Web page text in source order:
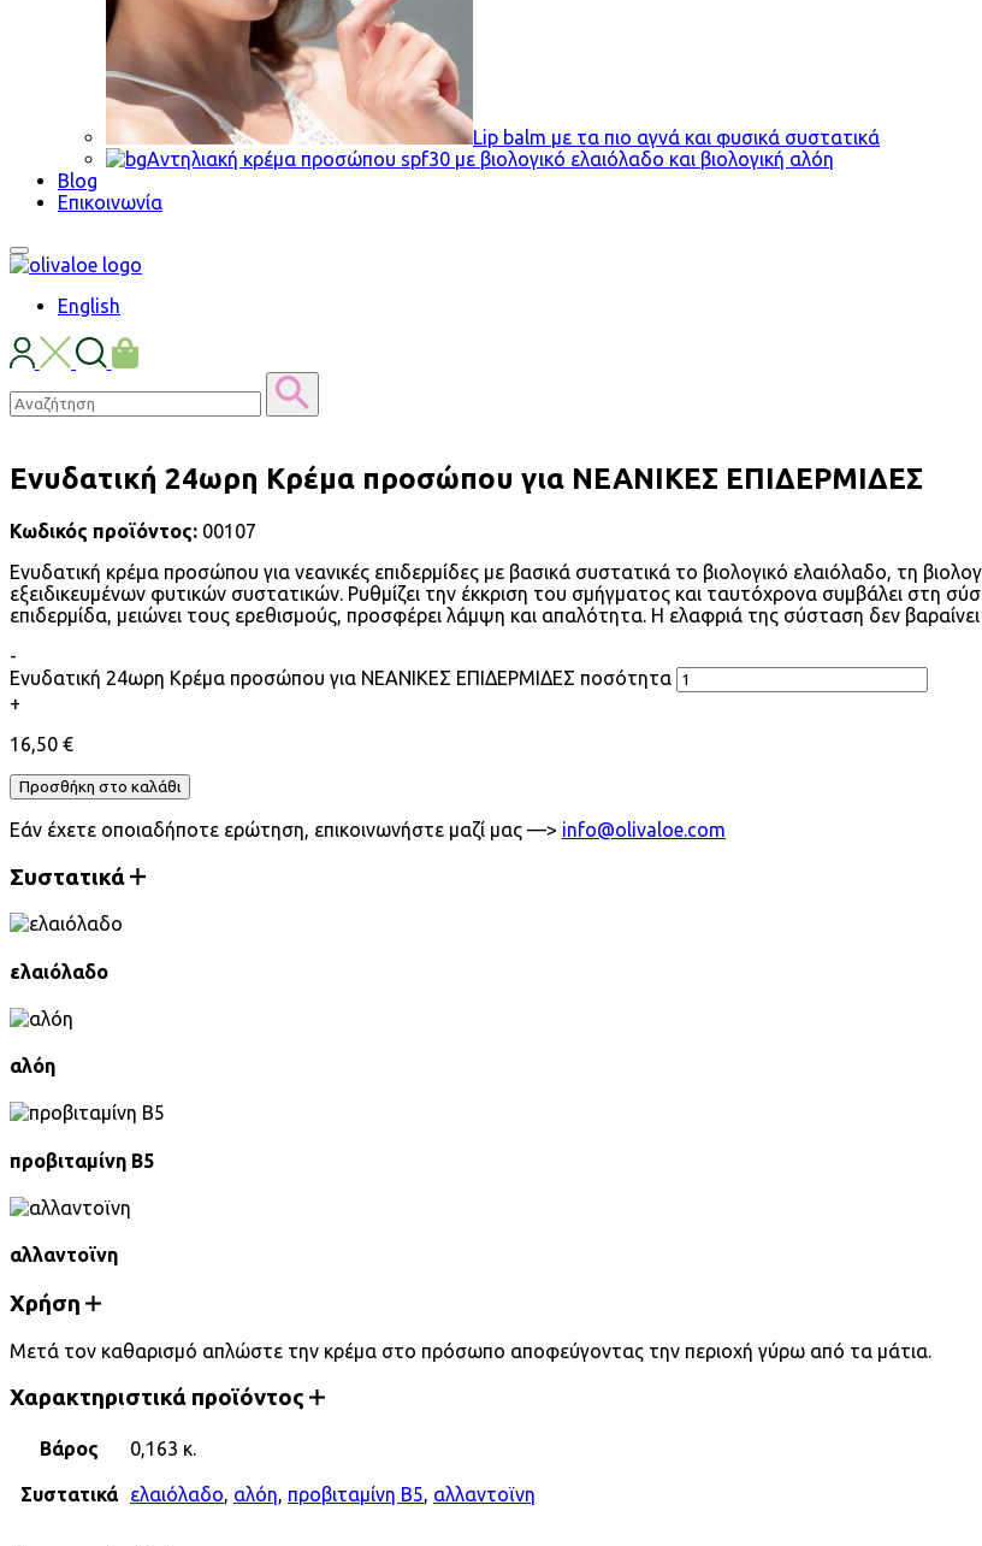
Lip balm με τα πιο αγνά και φυσικά συστατικά
Αντηλιακή κρέμα προσώπου spf30 με βιολογικό ελαιόλαδο και βιολογική αλόη
Blog
Επικοινωνία
English
Ενυδατική 24ωρη Κρέμα προσώπου για ΝΕΑΝΙΚΕΣ ΕΠΙΔΕΡΜΙΔΕΣ
Κωδικός προϊόντος: 00107
Ενυδατική κρέμα προσώπου για νεανικές επιδερμίδες με βασικά συστατικά το βιολογικό ελαιόλαδο, τη
εξειδικευμένων φυτικών συστατικών. Ρυθμίζει την έκκριση του σμήγματος και ταυτόχρονα συμβάλει στη
επιδερμίδα, μειώνει τους ερεθισμούς, προσφέρει λάμψη και απαλότητα. Η ελαφριά της σύσταση δεν
-
Ενυδατική 24ωρη Κρέμα προσώπου για ΝΕΑΝΙΚΕΣ ΕΠΙΔΕΡΜΙΔΕΣ ποσότητα
+
16,50 €
Προσθήκη στο καλάθι
Εάν έχετε οποιαδήποτε ερώτηση, επικοινωνήστε μαζί μας —> info@olivaloe.com
Συστατικά
ελαιόλαδο
αλόη
προβιταμίνη Β5
αλλαντοϊνη
Χρήση
Μετά τον καθαρισμό απλώστε την κρέμα στο πρόσωπο αποφεύγοντας την περιοχή γύρω από τα μάτια.
Χαρακτηριστικά προϊόντος
Βάρος 0,163 κ.
Συστατικά ελαιόλαδο, αλόη, προβιταμίνη Β5, αλλαντοϊνη